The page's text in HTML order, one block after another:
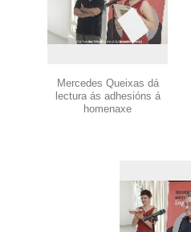
Mercedes Queixas dá
lectura ás adhesións á
homenaxe